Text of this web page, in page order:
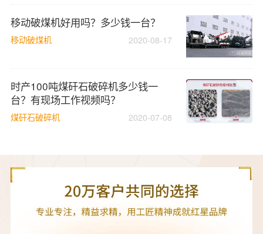
移动破煤机好用吗？多少钱一台？
移动破煤机 2020-08-17
时产100吨煤矸石破碎机多少钱一
台？有现场工作视频吗？
煤矸石破碎机 2020-07-08